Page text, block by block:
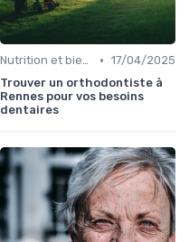
Nutrition et bien-être • 17/04/2025
Trouver un orthodontiste à
Rennes pour vos besoins
dentaires